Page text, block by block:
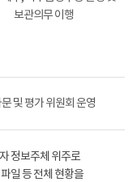
보관의무 이행
및 평가 위원회 운영
정보주체 위주로
일 등 전체 현황을